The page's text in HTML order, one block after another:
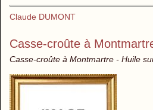
Claude DUMONT
Casse-croûte à
Casse-croûte à Montmartre - Huile